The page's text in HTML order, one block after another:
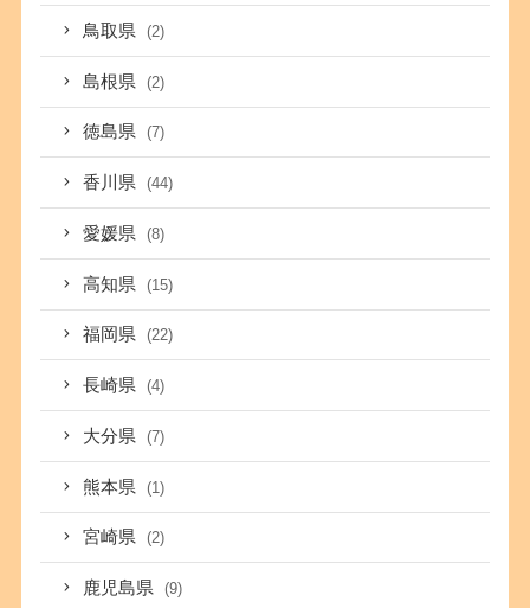
鳥取県 (2)
島根県 (2)
徳島県 (7)
香川県 (44)
愛媛県 (8)
高知県 (15)
福岡県 (22)
長崎県 (4)
大分県 (7)
熊本県 (1)
宮崎県 (2)
鹿児島県 (9)